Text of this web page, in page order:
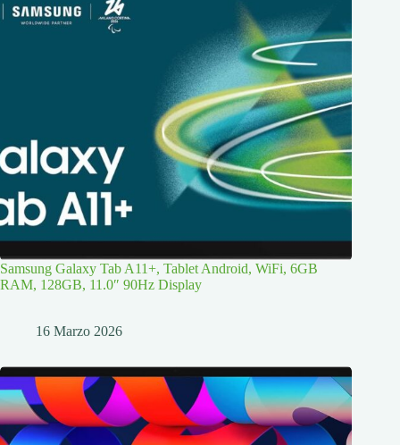
Samsung Galaxy Tab A11+, Tablet Android, WiFi, 6GB
RAM, 128GB, 11.0″ 90Hz Display
16 Marzo 2026